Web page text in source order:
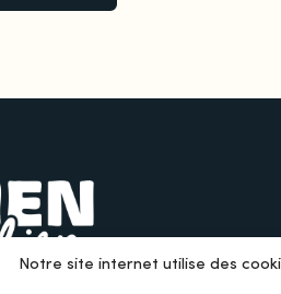
Notre site internet utilise des